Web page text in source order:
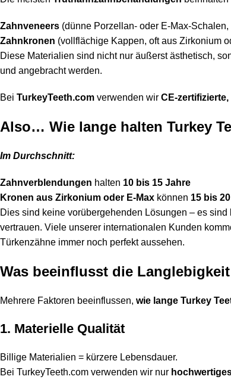
Zahnveneers (dünne Porzellan- oder E-Max-
Zahnkronen (vollflächige Kappen, oft aus Zirkonium
Diese Materialien sind nicht nur äußerst ästhetisch,
und angebracht werden.
Bei TurkeyTeeth.com verwenden wir CE-
Also… Wie lange halten Turkey
Im Durchschnitt:
Zahnverblendungen halten 10 bis 15 Jahre
Kronen aus Zirkonium oder E-Max können 15 bis
Dies sind keine vorübergehenden Lösungen – es sind
vertrauen. Viele unserer internationalen Kunden
Türkenzähne immer noch perfekt aussehen.
Was beeinflusst die
Mehrere Faktoren beeinflussen, wie lange Turkey
1. Materielle Qualität
Billige Materialien = kürzere Lebensdauer.
Bei TurkeyTeeth.com verwenden wir nur